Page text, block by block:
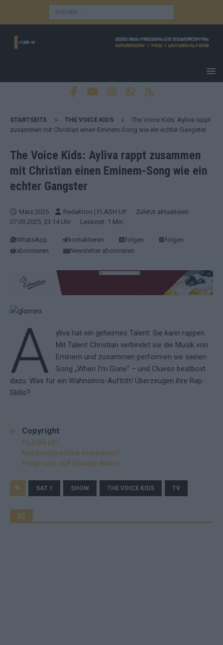
STARTSEITE THE VOICE KIDS
The Voice Kids: Ayliva rappt
zusammen mit Christian einen Eminem-Song wie ein echter Gangster
The Voice Kids: Ayliva rappt zusammen
mit Christian einen Eminem-Song wie ein
echter Gangster
März 2025 Redaktion | FLASH UP
· Zuletzt aktualisiert:
07.03.2025, 23:14 Uhr
· Lesezeit: 1 Min.
WhatsApp kontaktieren folgen
folgen
abonnieren
Newsletter abonnieren
A
yliva hat ein geheimes Talent: Sie kann rappen.
Mit Talent Christian verbindet sie die Musik von
Eminem und zusammen performen sie seinen
Song „When I’m Gone“ – und Clueso beatboxt
dazu. Was für ein Wahnsinns-Auftritt! Überzeugen ihre Rap-
Skills?
Copyright
FLASH UP
Nutzungsrechte erwerben?
Folge uns auf Google News
SAT.1 SHOW THE VOICE KIDS TV
AD